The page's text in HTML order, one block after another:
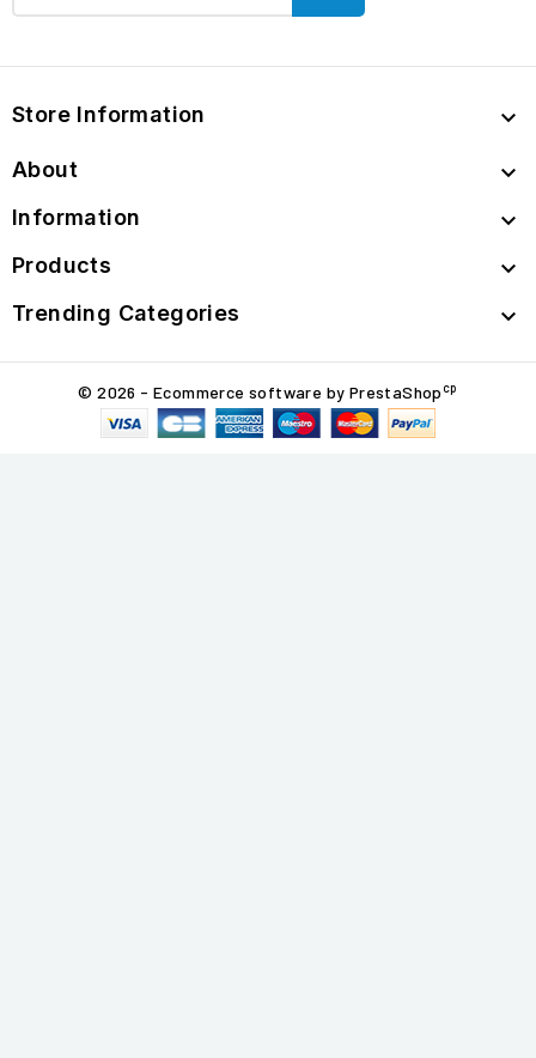
Store Information 
About 
Information 
Products 
Trending Categories 
© 2026 - Ecommerce software by PrestaShop cp